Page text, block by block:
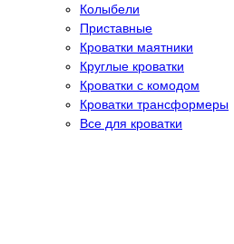
Колыбели
Приставные
Кроватки маятники
Круглые кроватки
Кроватки с комодом
Кроватки трансформеры
Все для кроватки